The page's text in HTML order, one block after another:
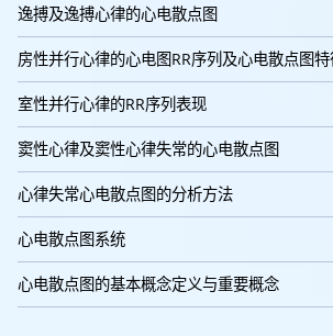
逸搏及逸搏心律的心电散点图
房性并行心律的心电图RR序列及心电散点图
室性并行心律的RR序列表现
窦性心律及窦性心律失常的心电散点图
心律失常心电散点图的分析方法
心电散点图系统
心电散点图的基本概念定义与重要概念